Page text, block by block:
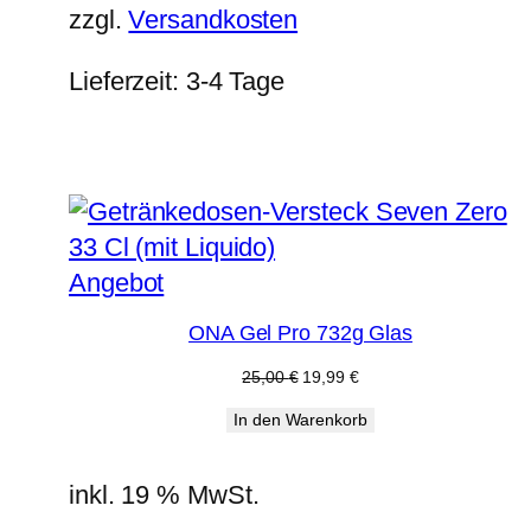
zzgl.Versandkosten
Lieferzeit: 3-4 Tage
AngebotProdukt
Angebot
ONA Gel Pro 732g Glas
25,00€ Ursprünglicher
war:
19,99 €Aktueller
ist:
In den Warenkorb
inkl. 19 % MwSt.